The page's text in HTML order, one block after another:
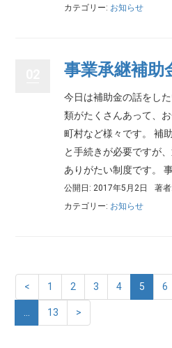
カテゴリー: お知らせ
事業承継補助
今日は補助金の話をし
類がたくさんあって、
町村など様々です。 補
と手続きが必要ですが
ありがたい制度です。
公開日: 2017年5月2日 著
カテゴリー: お知らせ
< 1 2 3 4 5 6
13 >